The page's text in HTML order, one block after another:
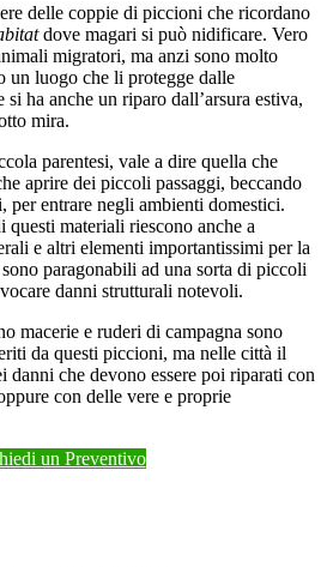
delle coppie di piccioni che ricordano
dove magari si può nidificare. Vero
migratori, ma anzi sono molto
un luogo che li protegge dalle
ha anche un riparo dall’arsura estiva,
mira.
parentesi, vale a dire quella che
aprire dei piccoli passaggi, beccando
per entrare negli ambienti domestici.
materiali riescono anche a
e altri elementi importantissimi per la
paragonabili ad una sorta di piccoli
danni strutturali notevoli.
macerie e ruderi di campagna sono
da questi piccioni, ma nelle città il
danni che devono essere poi riparati con
con delle vere e proprie
un Preventivo